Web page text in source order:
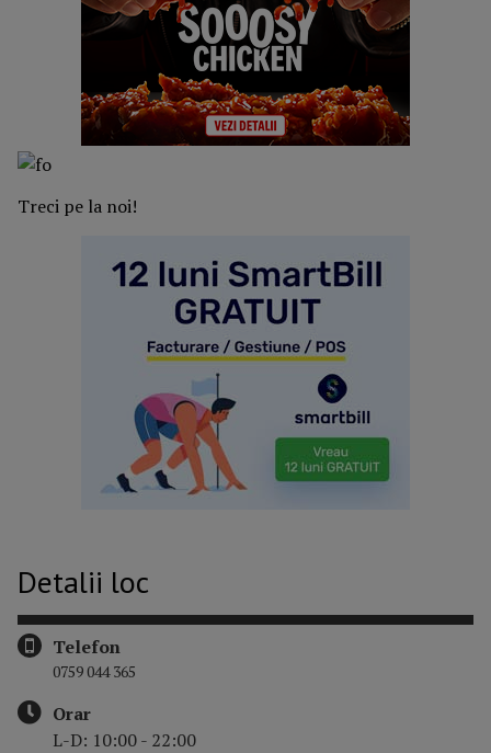
Treci pe la noi!
Detalii loc
Telefon
0759 044 365
Orar
L-D: 10:00 - 22:00